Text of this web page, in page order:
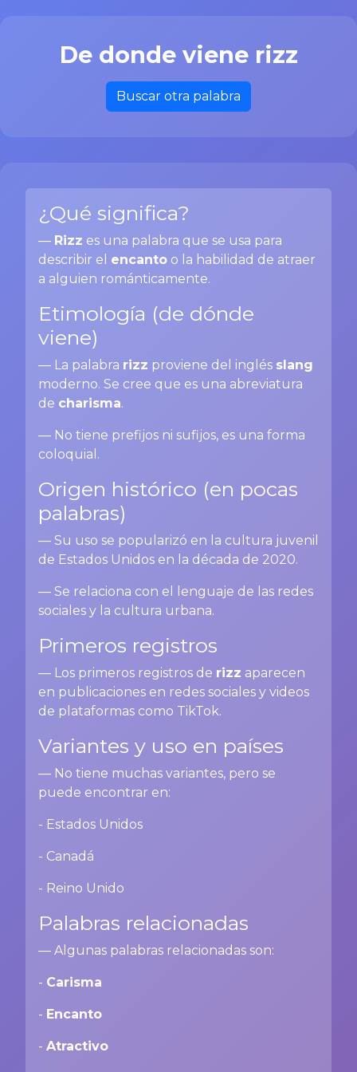
De donde viene rizz
Buscar otra palabra
¿Qué significa?
— Rizz es una palabra que se usa para
describir el encanto o la habilidad de atraer
a alguien románticamente.
Etimología (de dónde
viene)
— La palabra rizz proviene del inglés slang
moderno. Se cree que es una abreviatura
de charisma.
— No tiene prefijos ni sufijos, es una forma
coloquial.
Origen histórico (en pocas
palabras)
— Su uso se popularizó en la cultura juvenil
de Estados Unidos en la década de 2020.
— Se relaciona con el lenguaje de las redes
sociales y la cultura urbana.
Primeros registros
— Los primeros registros de rizz aparecen
en publicaciones en redes sociales y videos
de plataformas como TikTok.
Variantes y uso en países
— No tiene muchas variantes, pero se
puede encontrar en:
- Estados Unidos
- Canadá
- Reino Unido
Palabras relacionadas
— Algunas palabras relacionadas son:
- Carisma
- Encanto
- Atractivo